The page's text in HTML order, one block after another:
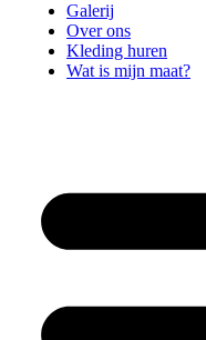
Galerij
Over ons
Kleding huren
Wat is mijn maat?